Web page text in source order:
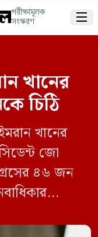
পরীক্ষামূলক
সংস্করণ 
খানের
চিঠি
খানের
জো
৪৬ জন